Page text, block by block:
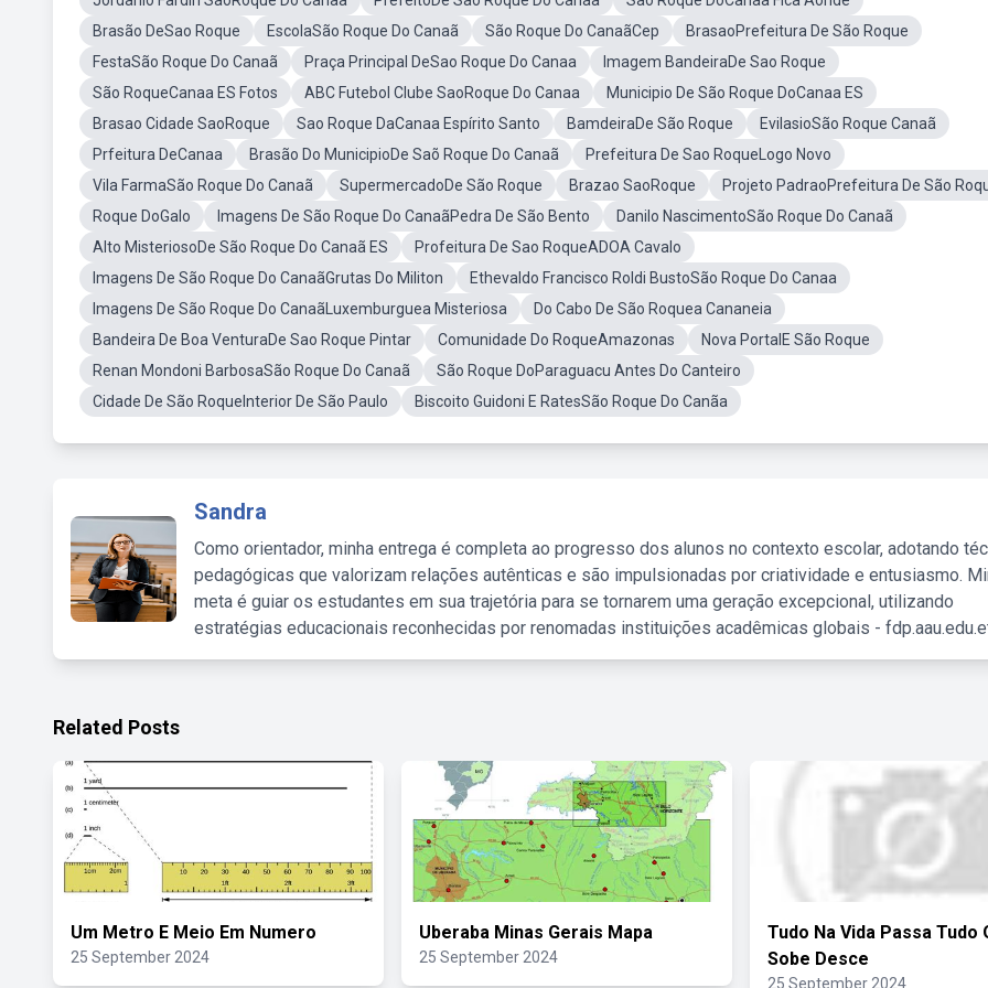
Brasão DeSao Roque
EscolaSão Roque Do Canaã São Roque Do CanaãCep
BrasaoPrefeitura De São Roque
FestaSão Roque Do Canaã
Praça Principal DeSao Roque Do Canaa
Imagem BandeiraDe Sao Roque
São RoqueCanaa ES Fotos
ABC Futebol Clube SaoRoque Do Canaa
Municipio De São Roque DoCanaa ES
Brasao Cidade SaoRoque
Sao Roque DaCanaa Espírito Santo BamdeiraDe São Roque
EvilasioSão Roque Canaã
Prfeitura DeCanaa
Brasão Do MunicipioDe Saõ Roque Do Canaã
Prefeitura De Sao RoqueLogo Novo
Vila FarmaSão Roque Do Canaã
SupermercadoDe São Roque Brazao SaoRoque
Projeto PadraoPrefeitura De São
Roque DoGalo
Imagens De São Roque Do CanaãPedra De São Bento
Danilo NascimentoSão Roque Do Canaã
Alto MisteriosoDe São Roque Do Canaã ES
Profeitura De Sao RoqueADOA Cavalo
Imagens De São Roque Do CanaãGrutas Do Militon
Ethevaldo Francisco Roldi BustoSão Roque Do Canaa
Imagens De São Roque Do CanaãLuxemburguea Misteriosa
Do Cabo De São Roquea Cananeia
Bandeira De Boa VenturaDe Sao Roque Pintar
Comunidade Do RoqueAmazonas
Nova PortalE São Roque
Renan Mondoni BarbosaSão Roque Do Canaã
São Roque DoParaguacu Antes Do Canteiro
Cidade De São RoqueInterior De São Paulo
Biscoito Guidoni E RatesSão Roque Do Canãa
Sandra
Como orientador, minha entrega é completa ao progresso dos alunos no contexto escolar, adotando
pedagógicas que valorizam relações autênticas e são impulsionadas por criatividade e entusiasmo.
meta é guiar os estudantes em sua trajetória para se tornarem uma geração excepcional, utilizando
estratégias educacionais reconhecidas por renomadas instituições acadêmicas globais -
Related Posts
Um Metro E Meio Em Numero
25 September 2024
Uberaba Minas Gerais Mapa
25 September 2024
Tudo Na Vida Passa Tudo
Sobe Desce
25 September 2024